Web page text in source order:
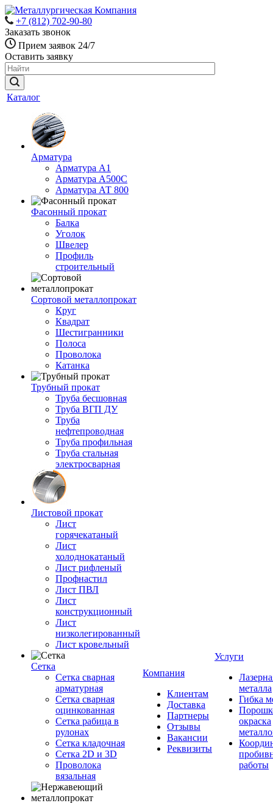
+7 (812) 702-90-80
Заказать звонок
Прием заявок 24/7
Оставить заявку
Каталог
Арматура
Арматура А1
Арматура А500С
Арматура АТ 800
Фасонный прокат
Балка
Уголок
Швелер
Профиль
строительный
Сортовой металлопрокат
Круг
Квадрат
Шестигранники
Полоса
Проволока
Катанка
Трубный прокат
Труба бесшовная
Труба ВГП ДУ
Труба
нефтепроводная
Труба профильная
Труба стальная
электросварная
Листовой прокат
Лист
горячекатаный
Лист
холоднокатаный
Лист рифленый
Профнастил
Лист ПВЛ
Лист
конструкционный
Лист
низколегированный
Лист кровельный
Сетка
Сетка сварная
арматурная
Сетка сварная
оцинкованная
Сетка рабица в
рулонах
Сетка кладочная
Сетка 2D и 3D
Проволока
вязальная
Компания
Клиентам
Доставка
Партнеры
Отзывы
Вакансии
Реквизиты
Услуги
металла
Гибка
окраска
работы